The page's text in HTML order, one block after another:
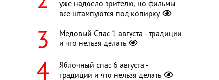
уже надоело зрителю, но фильмы
все штампуются под копирку
Медовый Спас 1 августа - традиции
и что нельзя делать
Яблочный спас 6 августа -
традиции и что нельзя делать